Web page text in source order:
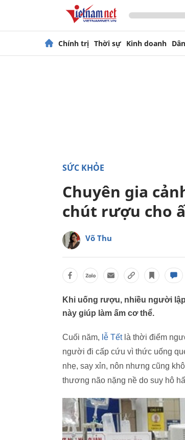
Chính trị Thời sự Kinh doanh
SỨC KHỎE
Chuyên gia
chút rượu cho
Võ Thu
Khi uống rượu, nhiều người
này giúp làm ấm cơ thể.
Cuối năm, lễ Tếtlà thời điểm
người đi cấp cứu vì thức uống
nhẹ, say xỉn, nôn nhưng cũng
thương não nặng nề do suy hô